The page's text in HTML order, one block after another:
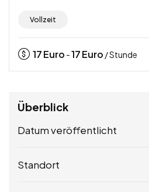
Vollzeit
17Euro -17Euro / Stunde
Überblick
Datum veröffentlicht
Standort